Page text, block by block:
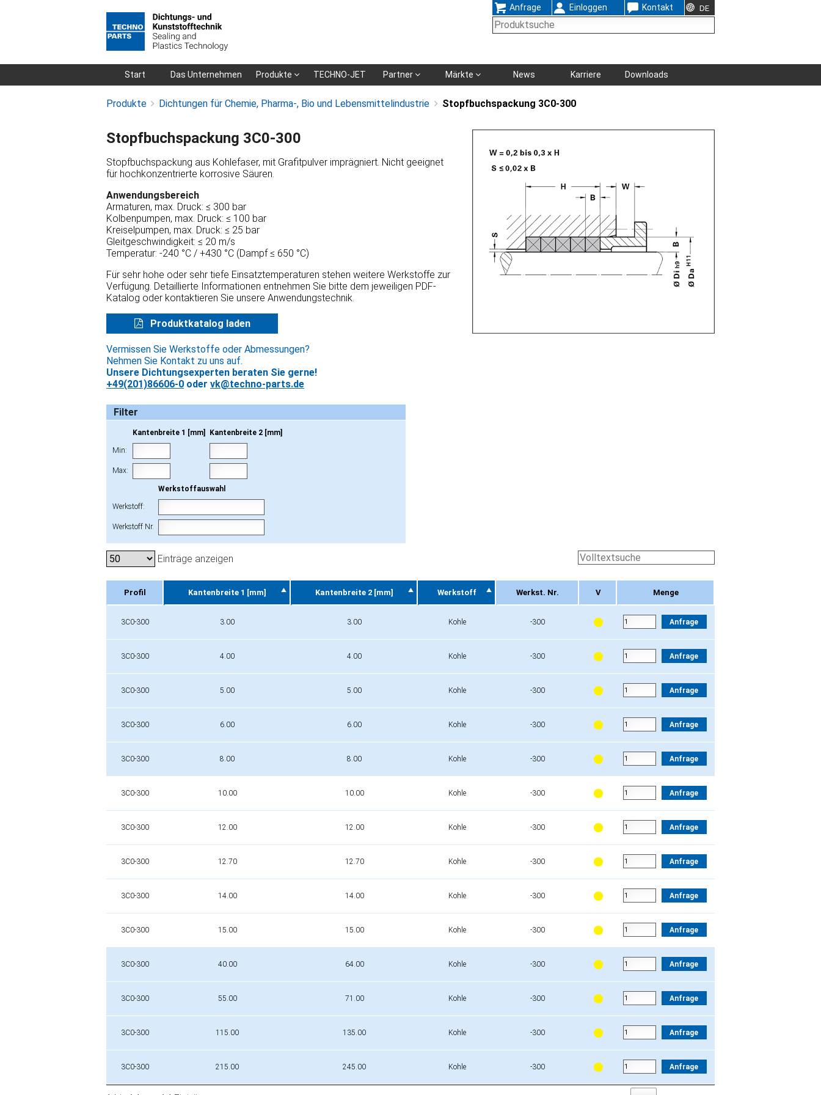
Navigation
Anfrage Einloggen Kontakt DE
Navigation
Start Das Unternehmen Produkte TECHNO-JET Partner Märkte News Karriere Downloads
Produkte Dichtungen für Chemie, Pharma-, Bio und Lebensmittelindustrie Stopfbuchspackung 3C0-300
Stopfbuchspackung 3C0-300
Stopfbuchspackung aus Kohlefaser, mit Grafitpulver imprägniert. Nicht geeignet
für hochkonzentrierte korrosive Säuren.
Anwendungsbereich
Armaturen, max. Druck: ≤ 300 bar
Kolbenpumpen, max. Druck: ≤ 100 bar
Kreiselpumpen, max. Druck: ≤ 25 bar
Gleitgeschwindigkeit: ≤ 20 m/s
Temperatur: -240 °C / +430 °C (Dampf ≤ 650 °C)
Für sehr hohe oder sehr tiefe Einsatztemperaturen stehen weitere Werkstoffe zur
Verfügung. Detaillierte Informationen entnehmen Sie bitte dem jeweiligen PDF-
Katalog oder kontaktieren Sie unsere Anwendungstechnik.
Produktkatalog laden
Vermissen Sie Werkstoffe oder Abmessungen?
Nehmen Sie Kontakt zu uns auf.
Unsere Dichtungsexperten beraten Sie gerne!
+49(201)86606-0 oder vk@techno-parts.de
Filter
Kantenbreite 1 [mm] Kantenbreite 2 [mm]
Min:
Max:
Werkstoffauswahl
Werkstoff:
Werkstoff Nr.
Einträge anzeigen
Profil Kantenbreite 1 [mm] Kantenbreite 2 [mm] Werkstoff Werkst. Nr. V Menge
3C0-300 3.00 3.00 Kohle -300 Anfrage
3C0-300 4.00 4.00 Kohle -300 Anfrage
3C0-300 5.00 5.00 Kohle -300 Anfrage
3C0-300 6.00 6.00 Kohle -300 Anfrage
3C0-300 8.00 8.00 Kohle -300 Anfrage
3C0-300 10.00 10.00 Kohle -300 Anfrage
3C0-300 12.00 12.00 Kohle -300 Anfrage
3C0-300 12.70 12.70 Kohle -300 Anfrage
3C0-300 14.00 14.00 Kohle -300 Anfrage
3C0-300 15.00 15.00 Kohle -300 Anfrage
3C0-300 40.00 64.00 Kohle -300 Anfrage
3C0-300 55.00 71.00 Kohle -300 Anfrage
3C0-300 115.00 135.00 Kohle -300 Anfrage
3C0-300 215.00 245.00 Kohle -300 Anfrage